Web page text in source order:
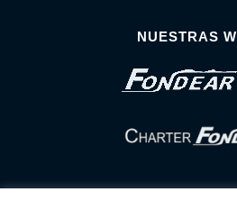
NUESTRAS